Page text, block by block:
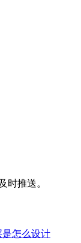
时推送。
是怎么设计